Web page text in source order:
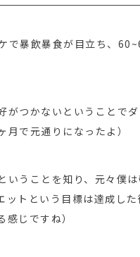
で暴飲暴食が目立ち、
つかないということで
で元通りになったよ）
うことを知り、元々僕
トという目標は達成し
感じですね）